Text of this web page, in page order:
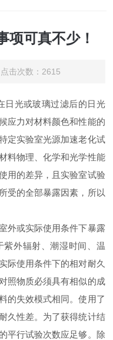
项可真不少！
击次数：2615
光或玻璃过滤后的日光
应力对材料颜色和性能的
定实验室光源加速老化试
料物理、化学和光学性能
用的差异，且实验室试验
受的全部暴露因素，所以
或实际使用条件下暴露
紫外辐射、潮湿时间、温
际使用条件下的相对耐久
照物质必须具有相似的成
的失效模式相同。使用了
久性差。为了获得统计结
平行试验次数应足够。除